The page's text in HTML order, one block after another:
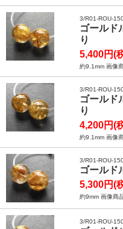
3/R01-ROU-
ゴールド
り
5,400円(
約9.1mm 画像
3/R01-ROU-
ゴールド
り
4,200円(
約9.1mm 画像
3/R01-ROU-
ゴールド
5,300円(
約9mm 画像商
3/R01-ROU-